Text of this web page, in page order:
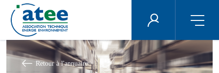
au
contenu
principal
ÉNERGIE PLUS
Retour à l'annuaire
Panneau de gestion des cookies